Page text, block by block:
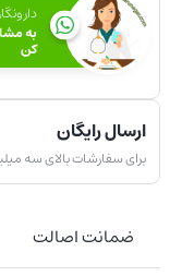
به
کن
ارسال رایگان
برای سفارشات بالای سه
ضمانت اصالت